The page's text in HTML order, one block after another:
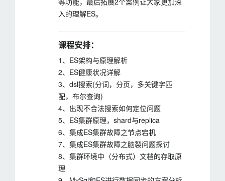
入的理解ES。
课程安排：
1、ES架构与原理解析
2、ES健康状况详解
3、dsl搜索(分词，分页，多关键字匹
配，布尔查询)
4、出现不合法搜索如何定位问题
5、ES集群原理，shard与replica
6、集成ES集群故障之节点宕机
7、集成ES集群故障之脑裂问题探讨
8、集群环境中（分布式）文档的存取原
理